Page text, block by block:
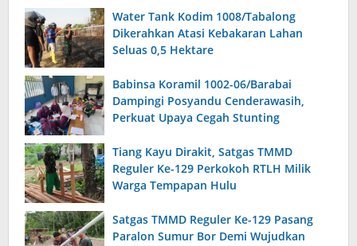
Water Tank Kodim 1008/Tabalong
Dikerahkan Atasi Kebakaran Lahan
Seluas 0,5 Hektare
Babinsa Koramil 1002-06/Barabai
Dampingi Posyandu Cenderawasih,
Perkuat Upaya Cegah Stunting
Tiang Kayu Dirakit, Satgas TMMD
Reguler Ke-129 Perkokoh RTLH Milik
Warga Tempapan Hulu
Satgas TMMD Reguler Ke-129 Pasang
Paralon Sumur Bor Demi Wujudkan